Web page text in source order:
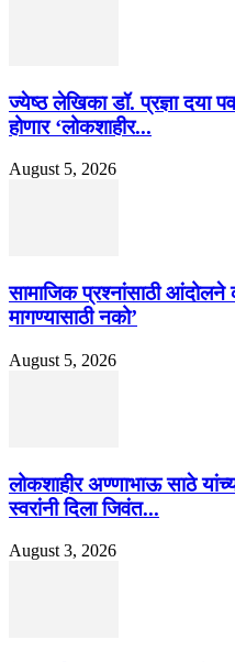
ज्येष्ठ लेखिका डॉ. प्रज्ञा दया
होणार ‘लोकशाहीर...
August 5, 2026
सामाजिक प्रश्नांसाठी आंदोलने
मागण्यासाठी नको’
August 5, 2026
लोकशाहीर अण्णाभाऊ साठे
स्वरांनी दिला जिवंत...
August 3, 2026